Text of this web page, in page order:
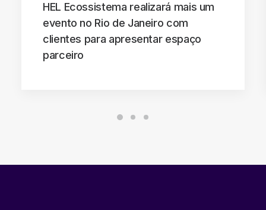
HEL Ecossistema realizará mais um
evento no Rio de Janeiro com
clientes para apresentar espaço
parceiro